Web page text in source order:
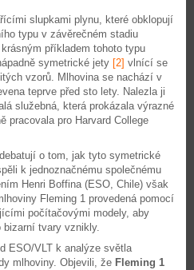
slupkami plynu, které obklopují
typu v závěrečném stadiu
krásným příkladem tohoto typu
symetrické jety [2] vlnící se
vzorů. Mlhovina se nachází v
teprve před sto lety. Nalezla ji
služebná, která prokázala výrazné
pracovala pro Harvard College
o tom, jak tyto symetrické
k jednoznačnému společnému
Henri Boffina (ESO, Chile) však
Fleming 1 provedená pomocí
počítačovými modely, aby
tvary vznikly.
ESO/VLT k analýze světla
mlhoviny. Objevili, že Fleming 1